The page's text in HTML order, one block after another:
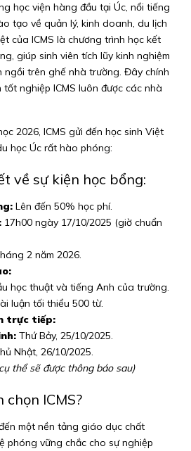
học viện hàng đầu tại Úc, nổi tiếng
tạo về quản lý, kinh doanh, du lịch
của ICMS là chương trình học kết
giúp sinh viên tích lũy kinh nghiệm
ngồi trên ghế nhà trường. Đây chính
nghiệp ICMS luôn được các nhà
2026, ICMS gửi đến học sinh Việt
học Úc rất hào phóng:
về sự kiện học bổng:
Lên đến 50% học phí.
17h00 ngày 17/10/2025 (giờ chuẩn
2 năm 2026.
học thuật và tiếng Anh của trường.
luận tối thiểu 500 từ.
trực tiếp:
Thứ Bảy, 25/10/2025.
Nhật, 26/10/2025.
thể sẽ được thông báo sau)
ICMS?
một nền tảng giáo dục chất
phóng vững chắc cho sự nghiệp